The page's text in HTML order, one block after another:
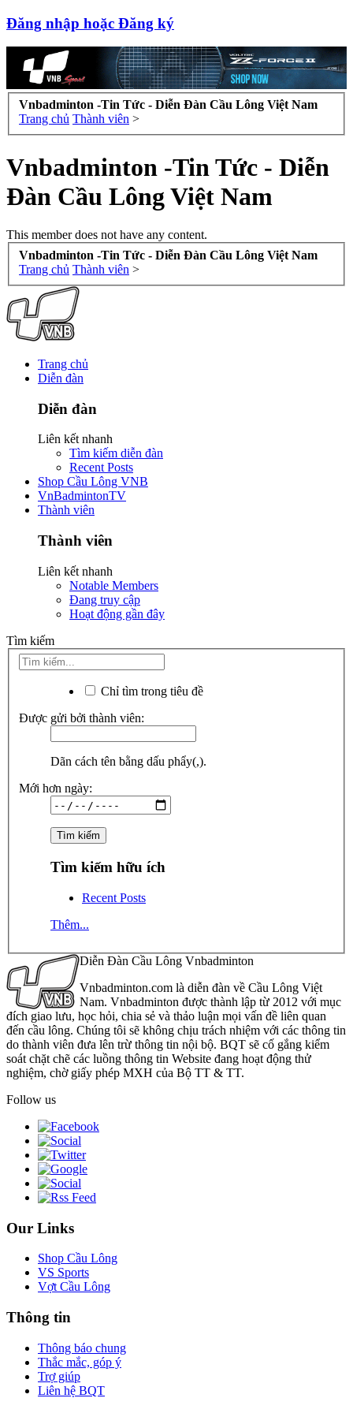
Đăng nhập hoặc Đăng ký
Vnbadminton -Tin Tức - Diễn Đàn Cầu Lông Việt Nam
Trang chủ Thành viên >
Vnbadminton -Tin Tức - Diễn
Đàn Cầu Lông Việt Nam
This member does not have any content.
Vnbadminton -Tin Tức - Diễn Đàn Cầu Lông Việt Nam
Trang chủ Thành viên >
Trang chủ
Diễn đàn
Diễn đàn
Liên kết nhanh
Tìm kiếm diễn đàn
Recent Posts
Shop Cầu Lông VNB
VnBadmintonTV
Thành viên
Thành viên
Liên kết nhanh
Notable Members
Đang truy cập
Hoạt động gần đây
Tìm kiếm
Chỉ tìm trong tiêu đề
Được gửi bởi thành viên:
Dãn cách tên bằng dấu phẩy(,).
Mới hơn ngày:
Tìm kiếm hữu ích
Recent Posts
Thêm...
Diễn Đàn Cầu Lông Vnbadminton
Vnbadminton.com là diễn đàn về Cầu Lông Việt
Nam. Vnbadminton được thành lập từ 2012 với mục
đích giao lưu, học hỏi, chia sẻ và thảo luận mọi vấn đề liên quan
đến cầu lông. Chúng tôi sẽ không chịu trách nhiệm với các thông tin
do thành viên đưa lên trừ thông tin nội bộ. BQT sẽ cố gắng kiểm
soát chặt chẽ các luồng thông tin Website đang hoạt động thử
nghiệm, chờ giấy phép MXH của Bộ TT & TT.
Follow us
Our Links
Shop Cầu Lông
VS Sports
Vợt Cầu Lông
Thông tin
Thông báo chung
Thắc mắc, góp ý
Trợ giúp
Liên hệ BQT